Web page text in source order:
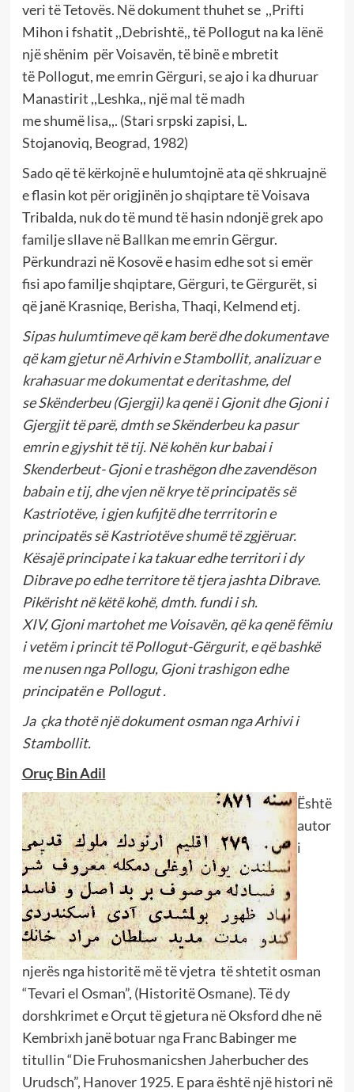
veri të Tetovës. Në dokument thuhetse ,,Prifti
Mihon i fshatit ,,Debrishtë,,të Pollogut na ka lënë
një shënim përVoisavën, të binë e mbretit
tëPollogut, me emrinGërguri, se ajo i ka dhuruar
Manastirit ,,Leshka,, një mal të madh
meshumë lisa,,. (Stari srpski zapisi, L.
Stojanoviq, Beograd, 1982)
Sado që të kërkojnë e hulumtojnë ata që shkruajnë
e flasin kot për origjinën jo shqiptare të Voisava
Tribalda, nuk do të mund të hasin ndonjë grek apo
familje sllave në Ballkan me emrin Gërgur.
Përkundrazi në Kosovë e hasim edhe sot si emër
fisi apo familje shqiptare, Gërguri, te Gërgurët, si
që janë Krasniqe, Berisha, Thaqi, Kelmend etj.
Sipashulumtimeve që kam berë dhedokumentave
që kam gjetur në Arhivin e Stambollit, analizuar e
krahasuar me dokumentat e deritashme, del
se Skënderbeu (Gjergji) ka qenë i Gjonit dhe Gjoni i
Gjergjit të parë, dmth se Skënderbeu ka pasur
emrin e gjyshit të tij. Në kohën kur babai i
Skenderbeut- Gjoni e trashëgon dhe zavendëson
babain e tij, dhe vjen në krye të principatës së
Kastriotëve, i gjen kufijtë dhe terrritorin e
principatës së Kastriotëve shumë të zgjëruar.
Kësajë principate i ka takuar edhe territori i dy
Dibrave po edhe territore të tjera jashta Dibrave.
Pikërisht në këtë kohë, dmth. fundi i sh.
XIV, Gjoni martohetmeVoisavën, që ka qenë fëmiu
i vetëm i princit të Pollogut-Gërgurit, e që bashkë
me nusen nga Pollogu, Gjoni trashigon edhe
principatën e Pollogut .
Ja çka thotë një dokument osman nga Arhivi i
Stambollit.
OruçBin Adil
Është
autor
i
njerës nga historitë më të vjetra të shtetit osman
“Tevari el Osman”, (Historitë Osmane). Të dy
dorshkrimet e Orçut të gjetura në Oksford dhe në
Kembrixh janë botuar nga Franc Babinger me
titullin “Die Fruhosmanicshen Jaherbucher des
Urudsch”, Hanover 1925. E para është një histori në